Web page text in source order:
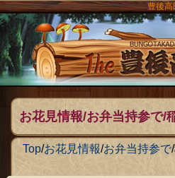
豊後
お花見情報/お弁当持参で/
Top/お花見情報/お弁当持参で/
メニュー